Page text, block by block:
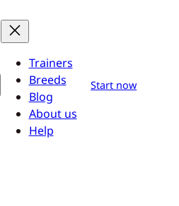
Trainers
Breeds
Blog
About us
Help
Start now